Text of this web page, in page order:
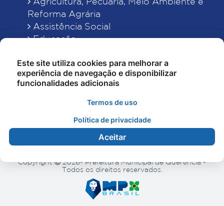
Reforma Agrária
Assistência Social
Educação
Finanças
Indústria, Comércio, Turismo, Ciência e
Tecnologia
Obras Públicas, Estradas e Rodagens
Saúde
Copyright
2026- Prefeitura Municipal de Querência -
Todos os direitos reservados.
Este site utiliza cookies para melhorar a
experiência de navegação e disponibilizar
funcionalidades adicionais
Termos de uso
Política de privacidade
Aceitar